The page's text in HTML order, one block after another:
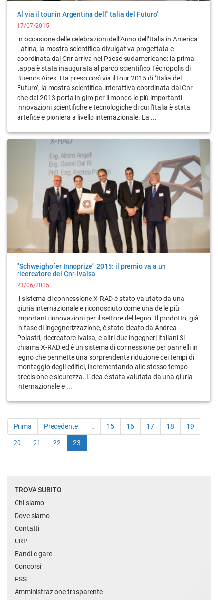
Al via il tour in Argentina dell''Italia del Futuro'
17/07/2015
In occasione delle celebrazioni dell’Anno dell’Italia in America
Latina, la mostra scientifica divulgativa progettata e
coordinata dal Cnr arriva nel Paese sudamericano: la prima
tappa è stata inaugurata al parco scientifico Técnopolis di
Buenos Aires. Ha preso così via il tour 2015 di ‘Italia del
Futuro’, la mostra scientifica-interattiva coordinata dal Cnr
che dal 2013 porta in giro per il mondo le più importanti
innovazioni scientifiche e tecnologiche di cui l'Italia è stata
artefice e pioniera a livello internazionale. La ...
"Schweighofer Innoprize" 2015: il premio va a un
ricercatore del Cnr-Ivalsa
23/06/2015
Il sistema di connessione X-RAD è stato valutato da una
giuria internazionale e riconosciuto come una delle più
importanti innovazioni per il settore del legno. Il prodotto, già
in fase di ingegnerizzazione, è stato ideato da Andrea
Polastri, ricercatore Ivalsa, e altri due ingegneri italiani Si
chiama X-RAD ed è un sistema di connessione per pannelli in
legno che permette una sorprendente riduzione dei tempi di
montaggio degli edifici, incrementando allo stesso tempo
precisione e sicurezza. L'idea è stata valutata da una giuria
internazionale e ...
Prima Precedente … 15 16 17 18 19
20 21 22 23
TROVA SUBITO
Chi siamo
Dove siamo
Contatti
URP
Bandi e gare
Concorsi
RSS
Amministrazione trasparente